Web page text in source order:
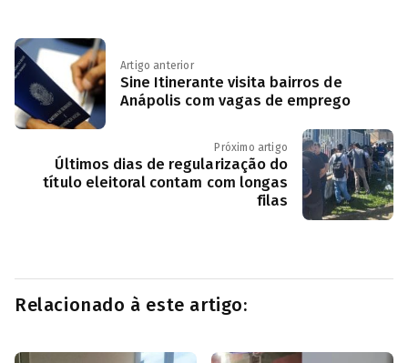
Artigo anterior
Sine Itinerante visita bairros de
Anápolis com vagas de emprego
Próximo artigo
Últimos dias de regularização do
título eleitoral contam com longas
filas
Relacionado à este artigo: